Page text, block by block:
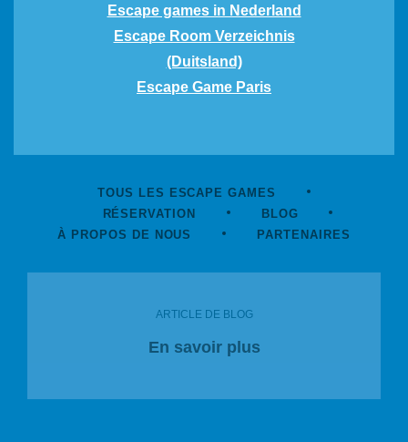
Escape games in Nederland
Escape Room Verzeichnis
(Duitsland)
Escape Game Paris
TOUS LES ESCAPE GAMES
RÉSERVATION
BLOG
À PROPOS DE NOUS
PARTENAIRES
ARTICLE DE BLOG
En savoir plus